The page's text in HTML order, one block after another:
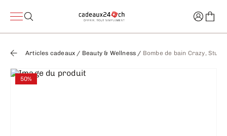
Articles cadeaux / Beauty & Wellness / Bombe de bain Crazy,
50%